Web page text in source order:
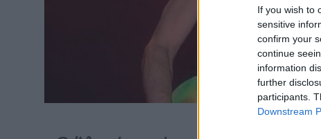
If you wish to
sensitive
confirm your
continue
information
further
participants.
Downstream